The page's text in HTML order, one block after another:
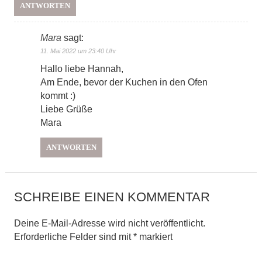
ANTWORTEN
Mara sagt:
11. Mai 2022 um 23:40 Uhr
Hallo liebe Hannah,
Am Ende, bevor der Kuchen in den Ofen
kommt :)
Liebe Grüße
Mara
ANTWORTEN
SCHREIBE EINEN KOMMENTAR
Deine E-Mail-Adresse wird nicht veröffentlicht.
Erforderliche Felder sind mit*markiert